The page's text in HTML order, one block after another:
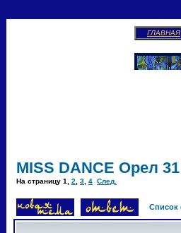
ГЛАВНАЯ
MISS DANCE Орел
На страницу 1 2 3 4 След.
Список